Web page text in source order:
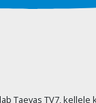
Taevas TV7, kellele